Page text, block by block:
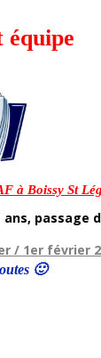
à Boissy St
passage
/ 1er février
🙂